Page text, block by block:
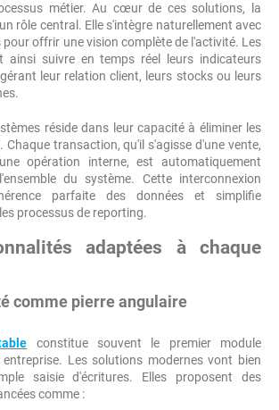
métier. Au cœur de ces solutions, la
rôle central. Elle s'intègre naturellement avec
pour offrir une vision complète de l'activité. Les
ainsi suivre en temps réel leurs indicateurs
leur relation client, leurs stocks ou leurs
réside dans leur capacité à éliminer les
transaction, qu'il s'agisse d'une vente,
opération interne, est automatiquement
du système. Cette interconnexion
parfaite des données et simplifie
processus de reporting.
adaptées à chaque
comme pierre angulaire
constitue souvent le premier module
Les solutions modernes vont bien
saisie d'écritures. Elles proposent des
comme :